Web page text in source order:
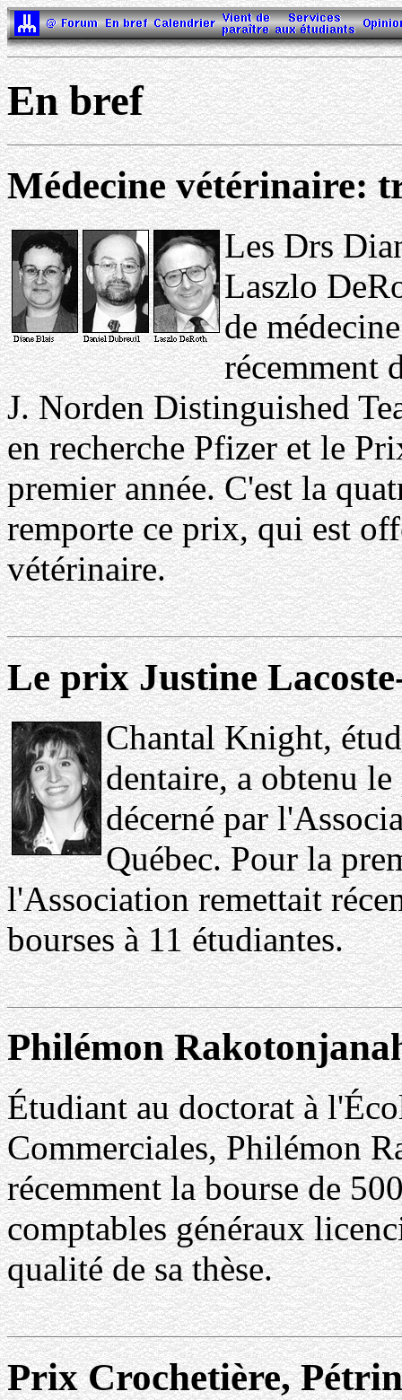
En bref
Médecine vétérinaire:
Les Drs
Laszlo
de
récemment
J. Norden Distinguished
en recherche Pfizer et le
premier année. C'est la
remporte ce prix, qui est
vétérinaire.
Le prix Justine
Chantal Knight,
dentaire, a obtenu
décerné par
Québec. Pour la
l'Association remettait
bourses à 11 étudiantes.
Philémon
Étudiant au doctorat à
Commerciales, Philémon
récemment la bourse de
comptables généraux
qualité de sa thèse.
Prix Crochetière,